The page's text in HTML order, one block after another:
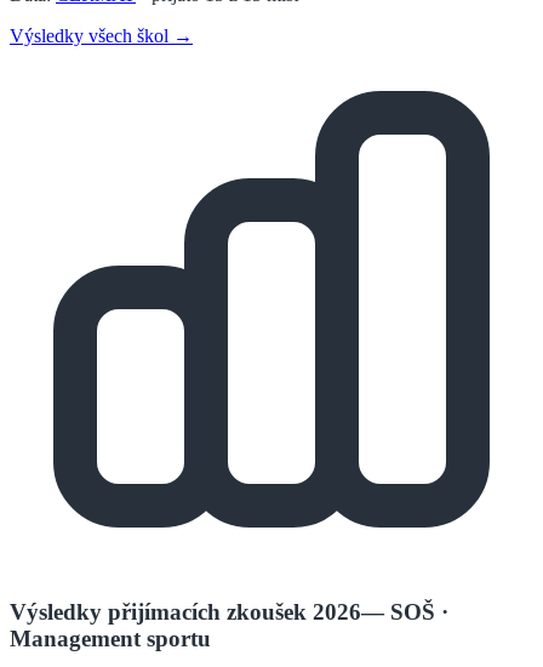
Výsledky všech škol →
Výsledky přijímacích zkoušek 2026— SOŠ ·
Management sportu